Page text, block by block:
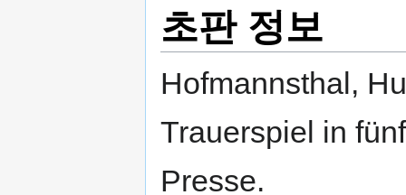
초판 정보
Hofmannsthal,
Trauerspiel in
Presse.